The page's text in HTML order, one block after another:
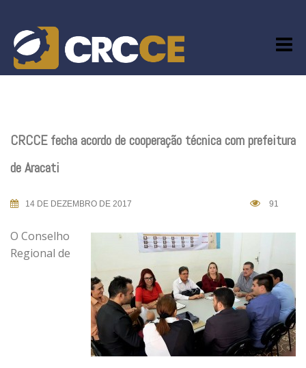
content
CRCCE fecha acordo de cooperação técnica com prefeitura
de Aracati
14 DE DEZEMBRO DE 2017 91
O Conselho
Regional de